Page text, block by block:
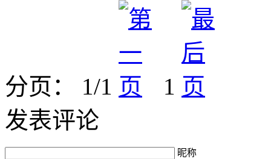
分页： 1/1
1
发表评论
昵称